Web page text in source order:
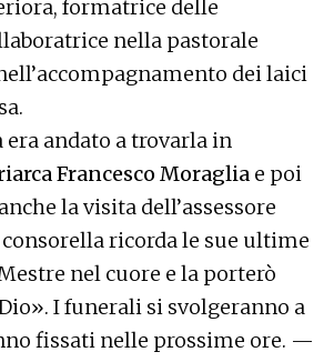
formatrice delle
nella pastorale
dei laici
andato a trovarla in
Francesco Moraglia e poi
la visita dell’assessore
consorella ricorda le sue ultime
nel cuore e la porterò
I funerali si svolgeranno a
fissati nelle prossime ore. —